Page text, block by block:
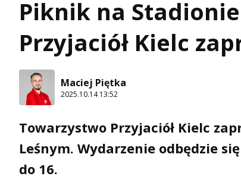
Piknik na
Przyjaciół Kielc
Maciej Piętka
2025.10.14 13:52
Towarzystwo Przyjaciół Kielc
Leśnym. Wydarzenie odbędzie
do 16.